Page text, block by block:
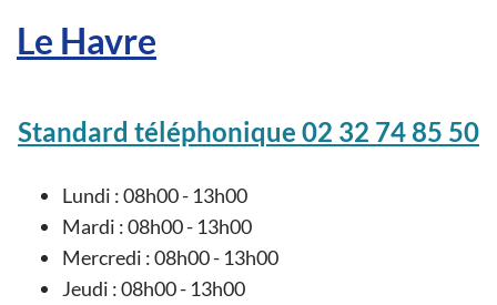
Le Havre
Standard téléphonique 02 32 74 85 50
Lundi : 08h00 - 13h00
Mardi : 08h00 - 13h00
Mercredi : 08h00 - 13h00
Jeudi : 08h00 - 13h00